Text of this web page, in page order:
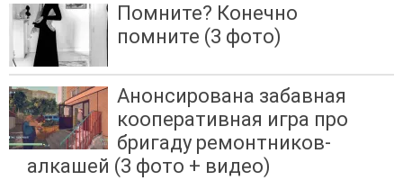
Помните? Конечно
помните (3 фото)
Анонсирована забавная
кооперативная игра про
бригаду ремонтников-
алкашей (3 фото + видео)